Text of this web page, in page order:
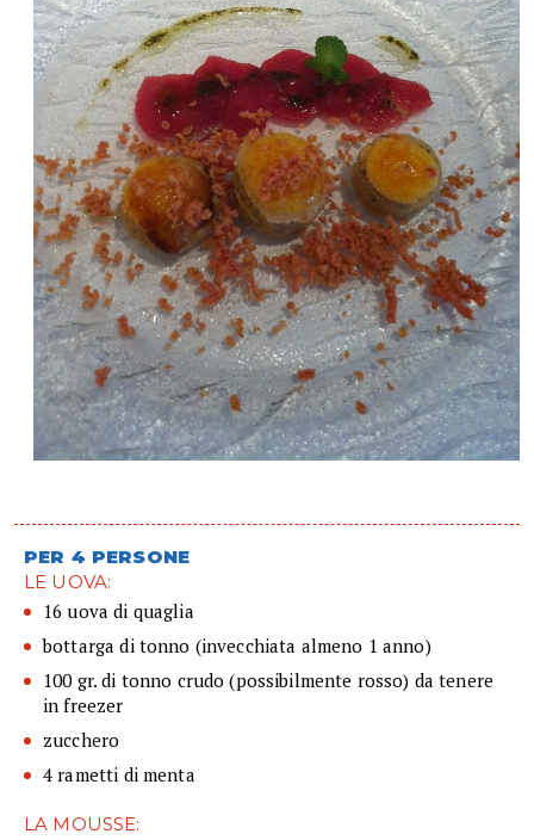
PER 4 PERSONE
LE UOVA:
16 uova di quaglia
bottarga di tonno (invecchiata almeno 1 anno)
100 gr. di tonno crudo (possibilmente rosso) da tenere
in freezer
zucchero
4 rametti di menta
LA MOUSSE: